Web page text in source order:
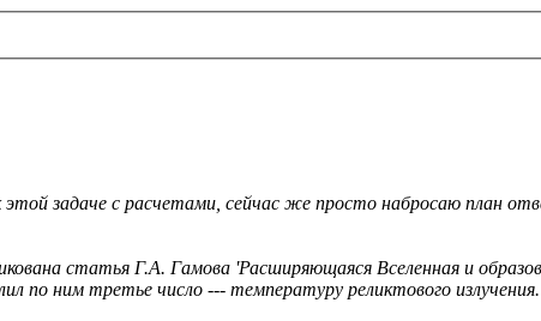
задаче с расчетами, сейчас же просто набросаю план
статья Г.А. Гамова 'Расширяющаяся Вселенная и
по ним третье число --- температуру реликтового